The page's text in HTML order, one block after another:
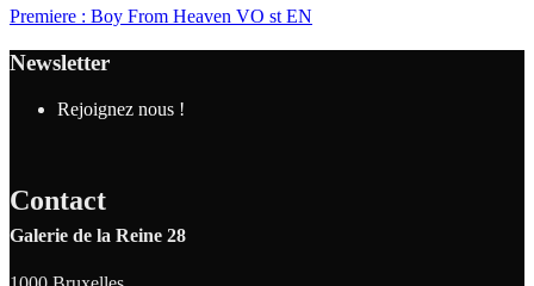
Premiere : Boy From Heaven VO st EN
Newsletter
Rejoignez nous !
Contact
Galerie de la Reine 28